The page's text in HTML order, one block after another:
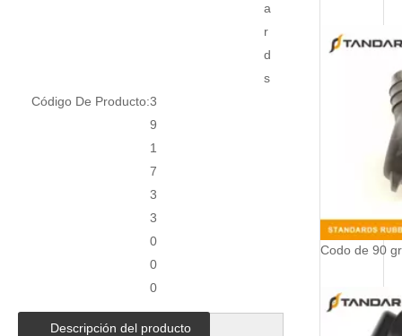
a
r
d
s
Código De Producto:3
9
1
7
3
3
0
0
0
Descripción del producto